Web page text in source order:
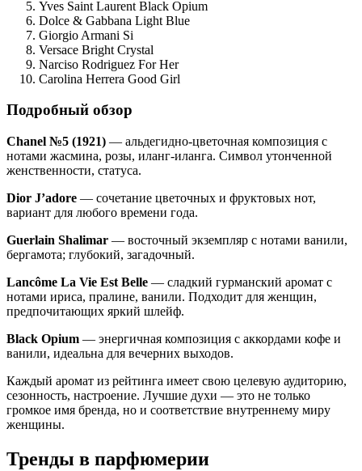
Yves Saint Laurent Black Opium
Dolce & Gabbana Light Blue
Giorgio Armani Si
Versace Bright Crystal
Narciso Rodriguez For Her
Carolina Herrera Good Girl
Подробный обзор
Chanel №5 (1921) — альдегидно-цветочная композиция с
нотами жасмина, розы, иланг-иланга. Символ утонченной
женственности, статуса.
Dior J’adore — сочетание цветочных и фруктовых нот,
вариант для любого времени года.
Guerlain Shalimar — восточный экземпляр с нотами ванили,
бергамота; глубокий, загадочный.
Lancôme La Vie Est Belle — сладкий гурманский аромат с
нотами ириса, пралине, ванили. Подходит для женщин,
предпочитающих яркий шлейф.
Black Opium — энергичная композиция с аккордами кофе и
ванили, идеальна для вечерних выходов.
Каждый аромат из рейтинга имеет свою целевую аудиторию,
сезонность, настроение. Лучшие духи — это не только
громкое имя бренда, но и соответствие внутреннему миру
женщины.
Тренды в парфюмерии